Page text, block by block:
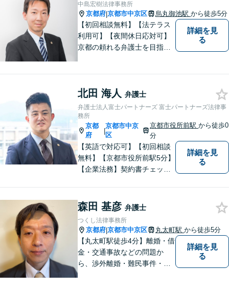
中島宏樹法律事務所
京都府|京都市中京区 烏丸御池駅 から徒歩5分
【初回相談無料】【法テラス
利用可】【夜間休日応対可】
京都の頼れる弁護士を目指し
ます。
詳細を見
る
北田 海人 弁護士
弁護士法人富士パートナーズ 富士パートナーズ法律事
務所
京都
府
|
京都市中京
区
京都市役所前駅から徒歩0
分
【英語で対応可】【初回相談
無料】【京都市役所前駅5分】
【企業法務】契約書チェッ
導、フリーランス・スタート
アップ支援など、幅広いご相
談に対応【税務訴訟】税務調
査対応、タックスプランニン
グなど。
詳細を見
る
森田 基彦 弁護士
つくし法律事務所
京都府|京都市中京区 丸太町駅 から徒歩5分
【丸太町駅徒歩4分】離婚・借
金・交通事故などの問題か
ら、渉外離婚・難民事件・医
詳細を見
る